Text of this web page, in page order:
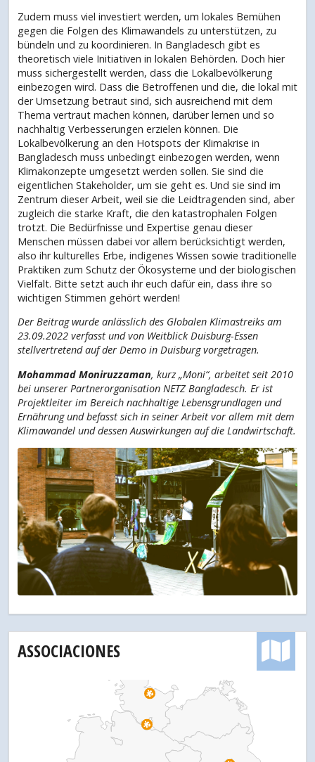
Zudem muss viel investiert werden, um lokales Bemühen
gegen die Folgen des Klimawandels zu unterstützen, zu
bündeln und zu koordinieren. In Bangladesch gibt es
theoretisch viele Initiativen in lokalen Behörden. Doch hier
muss sichergestellt werden, dass die Lokalbevölkerung
einbezogen wird. Dass die Betroffenen und die, die lokal mit
der Umsetzung betraut sind, sich ausreichend mit dem
Thema vertraut machen können, darüber lernen und so
nachhaltig Verbesserungen erzielen können. Die
Lokalbevölkerung an den Hotspots der Klimakrise in
Bangladesch muss unbedingt einbezogen werden, wenn
Klimakonzepte umgesetzt werden sollen. Sie sind die
eigentlichen Stakeholder, um sie geht es. Und sie sind im
Zentrum dieser Arbeit, weil sie die Leidtragenden sind, aber
zugleich die starke Kraft, die den katastrophalen Folgen
trotzt. Die Bedürfnisse und Expertise genau dieser
Menschen müssen dabei vor allem berücksichtigt werden,
also ihr kulturelles Erbe, indigenes Wissen sowie traditionelle
Praktiken zum Schutz der Ökosysteme und der biologischen
Vielfalt. Bitte setzt auch ihr euch dafür ein, dass ihre so
wichtigen Stimmen gehört werden!
Der Beitrag wurde anlässlich des Globalen Klimastreiks am
23.09.2022 verfasst und von Weitblick Duisburg-Essen
stellvertretend auf der Demo in Duisburg vorgetragen.
Mohammad Moniruzzaman, kurz „Moni“, arbeitet seit 2010
bei unserer Partnerorganisation NETZ Bangladesch. Er ist
Projektleiter im Bereich nachhaltige Lebensgrundlagen und
Ernährung und befasst sich in seiner Arbeit vor allem mit dem
Klimawandel und dessen Auswirkungen auf die Landwirtschaft.
ASSOCIACIONES